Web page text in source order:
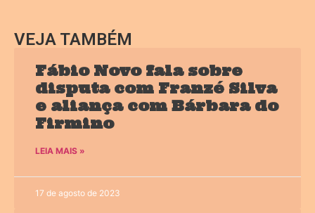
VEJA TAMBÉM
Fábio Novo fala sobre
disputa com Franzé Silva
e aliança com Bárbara do
Firmino
LEIA MAIS »
17 de agosto de 2023